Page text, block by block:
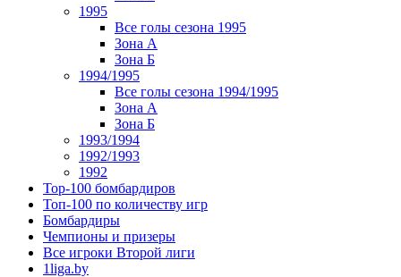
1995
Все голы сезона 1995
Зона А
Зона Б
1994/1995
Все голы сезона 1994/1995
Зона А
Зона Б
1993/1994
1992/1993
1992
Top-100 бомбардиров
Топ-100 по количеству игр
Бомбардиры
Чемпионы и призеры
Все игроки Второй лиги
1liga.by